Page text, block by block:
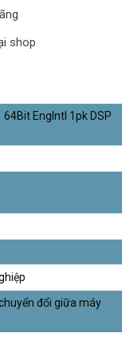
shop
EngIntl 1pk DSP
đổi giữa máy